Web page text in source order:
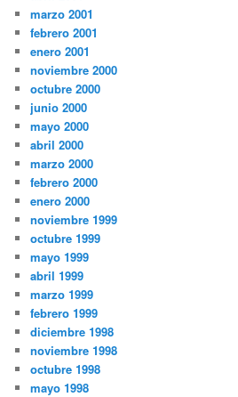
marzo 2001
febrero 2001
enero 2001
noviembre 2000
octubre 2000
junio 2000
mayo 2000
abril 2000
marzo 2000
febrero 2000
enero 2000
noviembre 1999
octubre 1999
mayo 1999
abril 1999
marzo 1999
febrero 1999
diciembre 1998
noviembre 1998
octubre 1998
mayo 1998